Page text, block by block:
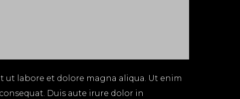
labore et dolore magna aliqua. Ut enim
Duis aute irure dolor in